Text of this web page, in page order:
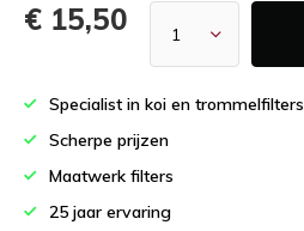
€ 15,50
Specialist in koi en trommelfilters
Scherpe prijzen
Maatwerk filters
25 jaar ervaring